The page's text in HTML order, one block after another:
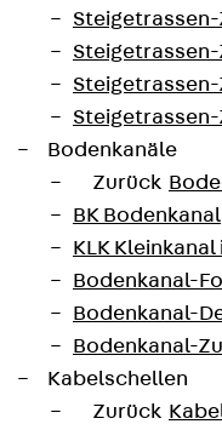
Steigetrassen-
Steigetrassen-
Steigetrassen-
Steigetrassen-
Bodenkanäle
Zurück
BK Bodenkanal
KLK
Bodenkanal-
Bodenkanal-
Bodenkanal-
Kabelschellen
Zurück